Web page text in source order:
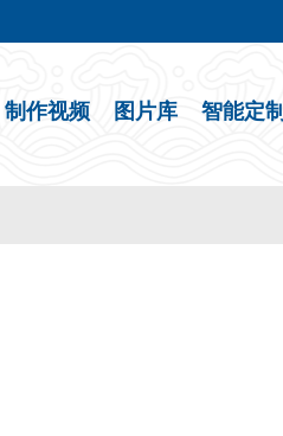
制作视频 图片库 智能定制